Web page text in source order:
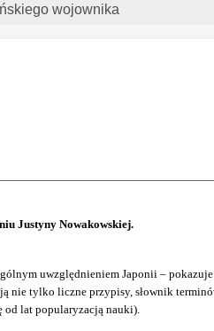
wojownika
Justyny Nowakowskiej.
uwzględnieniem Japonii –
nie tylko liczne przypisy, słownik
od lat popularyzacją nauki).